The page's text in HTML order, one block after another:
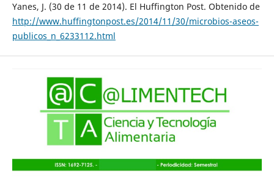
Yanes, J. (30 de 11 de 2014). El Huffington Post. Obtenido de
http://www.huffingtonpost.es/2014/11/30/microbios-aseos-
publicos_n_6233112.html